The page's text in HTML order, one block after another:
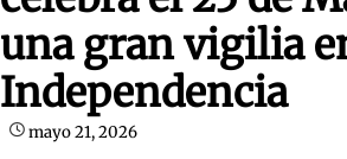
una gran vigilia
Independencia
mayo 21, 2026